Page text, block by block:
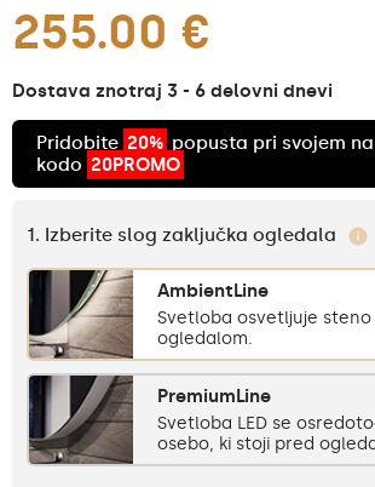
255.00 €
Dostava znotraj 3 - 6 delovni dnevi
Pridobite 20% popusta pri svojem
kodo 20PROMO
1. Izberite slog zaključka ogledala
AmbientLine
Svetloba osvetljuje steno
ogledalom.
PremiumLine
Svetloba LED se
osebo, ki stoji pred